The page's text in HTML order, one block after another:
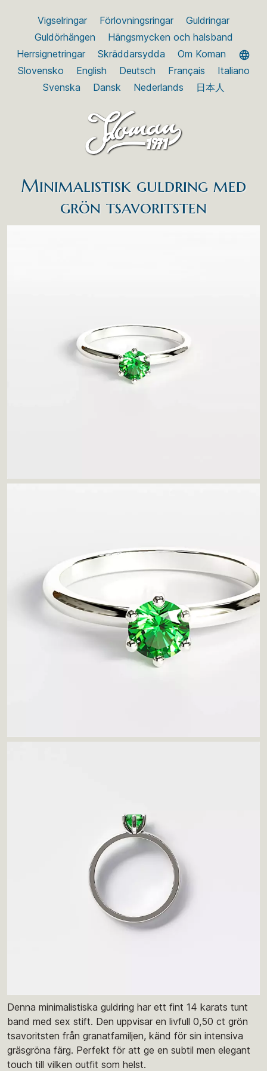
Vigselringar Förlovningsringar
Guldringar
Guldörhängen
Hängsmycken och halsband
Herrsignetringar
Skräddarsydda
Om Koman
Slovensko
English Deutsch Français
Italiano
Svenska
Dansk Nederlands 日本人
Minimalistisk guldring med
grön tsavoritsten
Denna minimalistiska guldring har ett fint 14 karats tunt
band med sex stift. Den uppvisar en livfull 0,50 ct grön
tsavoritsten från granatfamiljen, känd för sin intensiva
gräsgröna färg. Perfekt för att ge en subtil men elegant
touch till vilken outfit som helst.